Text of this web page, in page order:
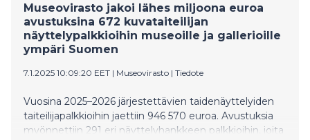
Museovirasto jakoi lähes miljoona euroa
avustuksina 672 kuvataiteilijan
näyttelypalkkioihin museoille ja gallerioille
ympäri Suomen
7.1.2025 10:09:20 EET | Museovirasto | Tiedote
Vuosina 2025–2026 järjestettävien taidenäyttelyiden
taiteilijapalkkioihin jaettiin 946 570 euroa. Avustuksia
myönnettiin 291 eri näyttelyhankkeen palkkioihin, joita